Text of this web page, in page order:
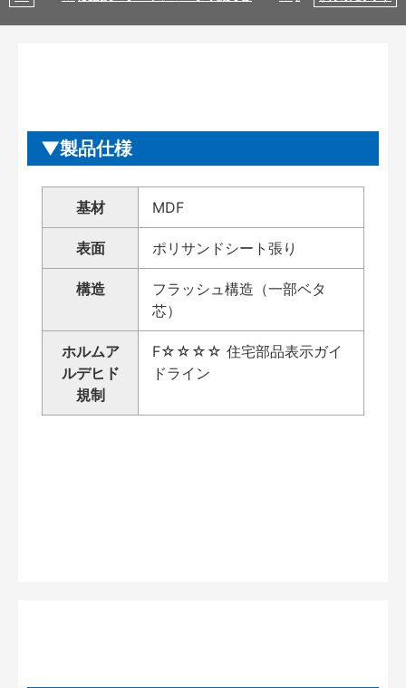
製品仕様
基材 MDF
表面 ポリサンドシート張り
構造
フラッシュ構造（一部ベタ
芯）
ホルムア
ルデヒド
規制
F☆☆☆☆ 住宅部品表示ガイ
ドライン